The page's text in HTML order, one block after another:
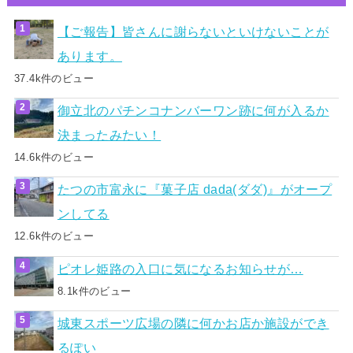
【ご報告】皆さんに謝らないといけないことが
あります。
37.4k件のビュー
御立北のパチンコナンバーワン跡に何が入るか
決まったみたい！
14.6k件のビュー
たつの市富永に『菓子店 dada(ダダ)』がオープ
ンしてる
12.6k件のビュー
ピオレ姫路の入口に気になるお知らせが…
8.1k件のビュー
城東スポーツ広場の隣に何かお店か施設ができ
るぽい